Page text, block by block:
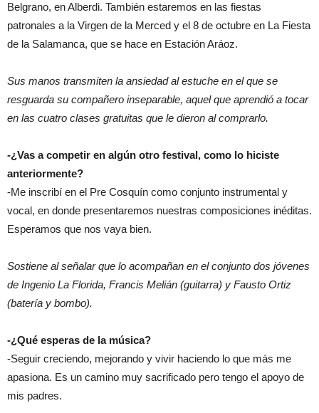
Belgrano, en Alberdi. También estaremos en las fiestas
patronales a la Virgen de la Merced y el 8 de octubre en La Fiesta
de la Salamanca, que se hace en Estación Aráoz.
Sus manos transmiten la ansiedad al estuche en el que se
resguarda su compañero inseparable, aquel que aprendió a tocar
en las cuatro clases gratuitas que le dieron al comprarlo.
-¿Vas a competir en algún otro festival, como lo hiciste
anteriormente?
-Me inscribí en el Pre Cosquín como conjunto instrumental y
vocal, en donde presentaremos nuestras composiciones inéditas.
Esperamos que nos vaya bien.
Sostiene al señalar que lo acompañan en el conjunto dos jóvenes
de Ingenio La Florida, Francis Melián (guitarra) y Fausto Ortiz
(batería y bombo).
-¿Qué esperas de la música?
-Seguir creciendo, mejorando y vivir haciendo lo que más me
apasiona. Es un camino muy sacrificado pero tengo el apoyo de
mis padres.